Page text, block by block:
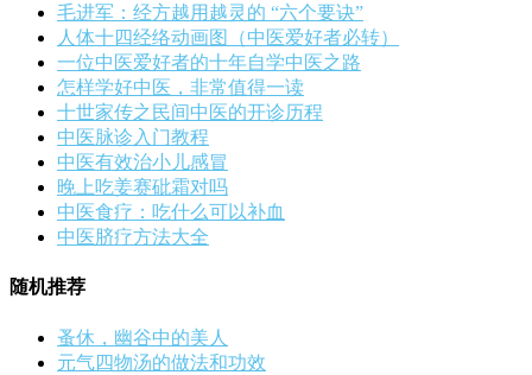
毛进军：经方越用越灵的 “六个要诀”
人体十四经络动画图（中医爱好者必转）
一位中医爱好者的十年自学中医之路
怎样学好中医，非常值得一读
十世家传之民间中医的开诊历程
中医脉诊入门教程
中医有效治小儿感冒
晚上吃姜赛砒霜对吗
中医食疗：吃什么可以补血
中医脐疗方法大全
随机推荐
蚤休，幽谷中的美人
元气四物汤的做法和功效